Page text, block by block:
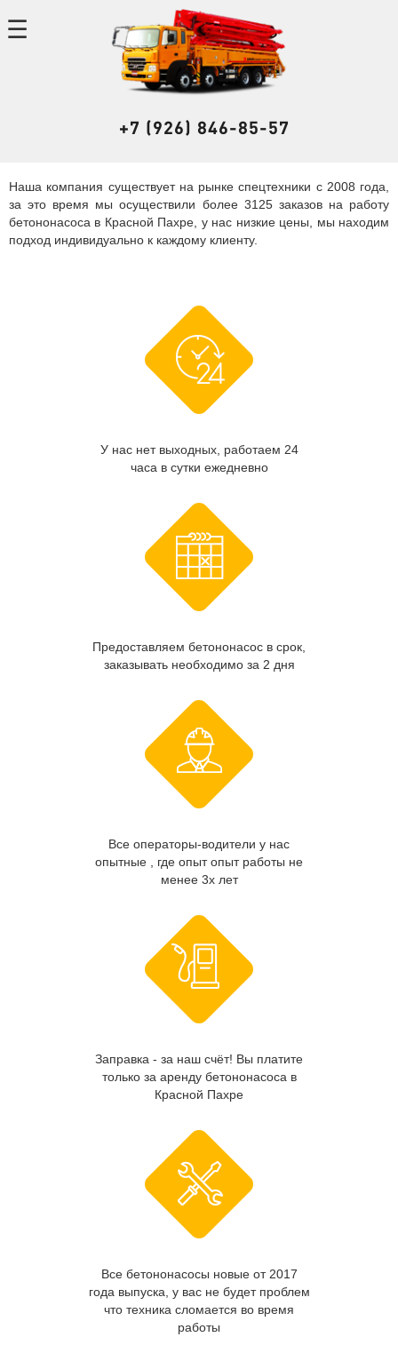
+7 (926) 846-85-57
Наша компания существует на рынке спецтехники с 2008 года,
за это время мы осуществили более 3125 заказов на работу
бетононасоса в Красной Пахре, у нас низкие цены, мы находим
подход индивидуально к каждому клиенту.
У нас нет выходных, работаем 24
часа в сутки ежедневно
Предоставляем бетононасос в срок,
заказывать необходимо за 2 дня
Все операторы-водители у нас
опытные , где опыт опыт работы не
менее 3х лет
Заправка - за наш счёт! Вы платите
только за аренду бетононасоса в
Красной Пахре
Все бетононасосы новые от 2017
года выпуска, у вас не будет проблем
что техника сломается во время
работы